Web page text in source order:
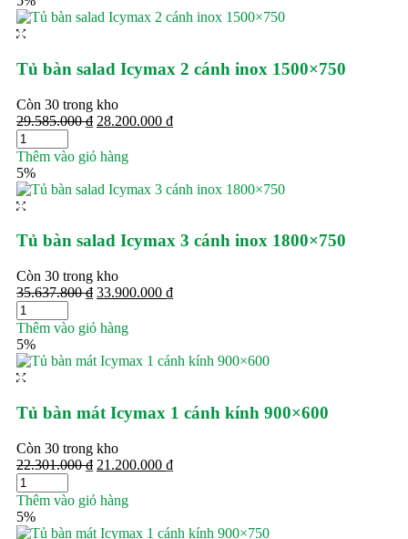
Tủ bàn salad Icymax 2 cánh inox 1500×750
Còn 30 trong kho
29.585.000₫ 28.200.000 ₫
Thêm vào giỏ hàng
5%
Tủ bàn salad Icymax 3 cánh inox 1800×750
Còn 30 trong kho
35.637.800₫ 33.900.000 ₫
Thêm vào giỏ hàng
5%
Tủ bàn mát Icymax 1 cánh kính 900×600
Còn 30 trong kho
22.301.000₫ 21.200.000 ₫
Thêm vào giỏ hàng
5%